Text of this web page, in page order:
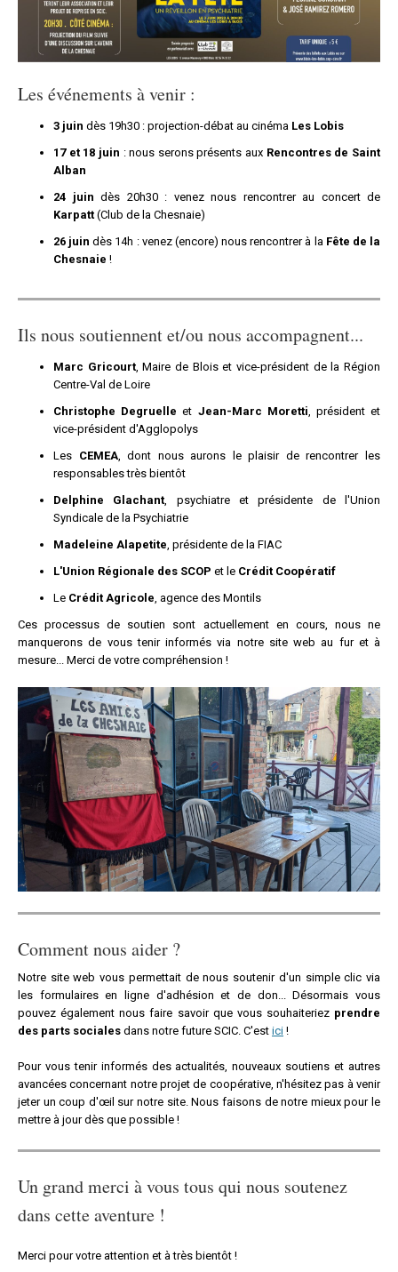
Les événements à venir :
3 juin dès 19h30 : projection-débat au cinéma Les Lobis
17 et 18 juin : nous serons présents aux Rencontres de Saint
Alban
24 juin dès 20h30 : venez nous rencontrer au concert de
Karpatt (Club de la Chesnaie)
26 juin dès 14h : venez (encore) nous rencontrer à la Fête de la
Chesnaie !
Ils nous soutiennent et/ou nous accompagnent...
Marc Gricourt, Maire de Blois et vice-président de la Région
Centre-Val de Loire
Christophe Degruelle et Jean-Marc Moretti, président et
vice-président d'Agglopolys
Les CEMEA, dont nous aurons le plaisir de rencontrer les
responsables très bientôt
Delphine Glachant, psychiatre et présidente de l'Union
Syndicale de la Psychiatrie
Madeleine Alapetite, présidente de la FIAC
L'Union Régionale des SCOP et le Crédit Coopératif
Le Crédit Agricole, agence des Montils
Ces processus de soutien sont actuellement en cours, nous ne
manquerons de vous tenir informés via notre site web au fur et à
mesure... Merci de votre compréhension !
Comment nous aider ?
Notre site web vous permettait de nous soutenir d'un simple clic via
les formulaires en ligne d'adhésion et de don... Désormais vous
pouvez également nous faire savoir que vous souhaiteriez prendre
des parts sociales dans notre future SCIC. C'est ici !
Pour vous tenir informés des actualités, nouveaux soutiens et autres
avancées concernant notre projet de coopérative, n'hésitez pas à venir
jeter un coup d'œil sur notre site. Nous faisons de notre mieux pour le
mettre à jour dès que possible !
Un grand merci à vous tous qui nous soutenez
dans cette aventure !
Merci pour votre attention et à très bientôt !